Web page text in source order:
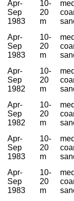
Apr-
Sep
1983
10-
20
m
Apr-
Sep
1983
10-
20
m
Apr-
Sep
1982
10-
20
m
Apr-
Sep
1982
10-
20
m
Apr-
Sep
1983
10-
20
m
Apr-
Sep
1983
10-
20
m